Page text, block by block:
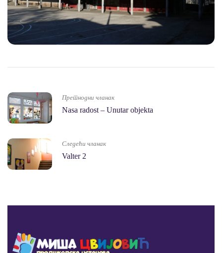
Претнодни чланак
Nasa radost – Unutar objekta
Следећи чланак
Valter 2